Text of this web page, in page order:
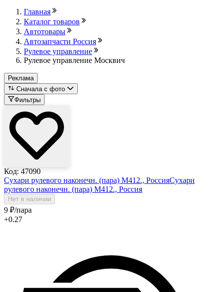
Главная
Каталог товаров
Автотовары
Автозапчасти Россия
Рулевое управление
Рулевое управление Москвич
Реклама
Сначала с фото
Фильтры
Код: 47090
Сухари рулевого наконечн. (пара) М412., РоссияСухари
рулевого наконечн. (пара) М412., Россия
Нет в наличии
9 ₽/пара
+0.27